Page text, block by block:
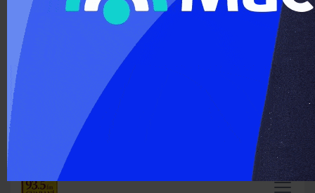
ÚLTIMO MOMENTO :
Carlos Arce anticipó que votará en contra de la modificación
de la Ley de Tierras
En
›